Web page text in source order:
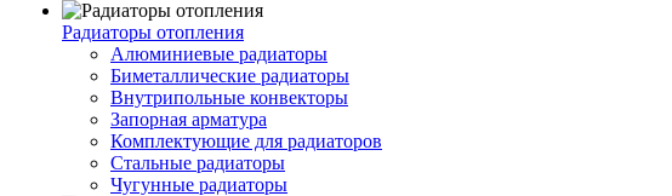
Радиаторы отопления
Алюминиевые радиаторы
Биметаллические радиаторы
Внутрипольные конвекторы
Запорная арматура
Комплектующие для радиаторов
Стальные радиаторы
Чугунные радиаторы